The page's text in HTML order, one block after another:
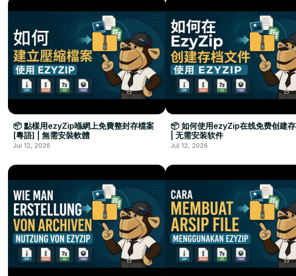
📦 點樣用ezyZip喺網上免費整封存檔案
[粵語] | 無需安裝軟體
Jul 12, 2026
📦 如何使用ezyZip在线免费创建
| 无需安装软件
Jul 12, 2026